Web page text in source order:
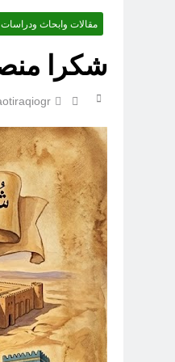
مقالات وابحاث ودراسات
شكرا